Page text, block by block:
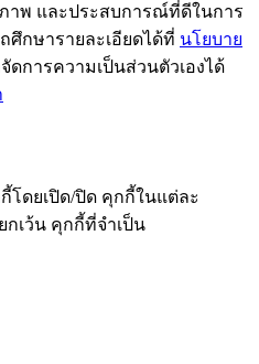
าพ และประสบการณ์ที่ดีในการ
กษารายละเอียดได้ที่ นโยบาย
ดการความเป็นส่วนตัวเองได้
ดยเปิด/ปิด คุกกี้ในแต่ละ
กเว้น คุกกี้ที่จำเป็น